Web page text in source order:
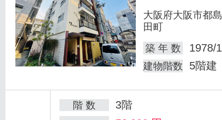
大阪府大阪市都
田町
築 年 数
1978/
建物階数 5階建
階 数 3階